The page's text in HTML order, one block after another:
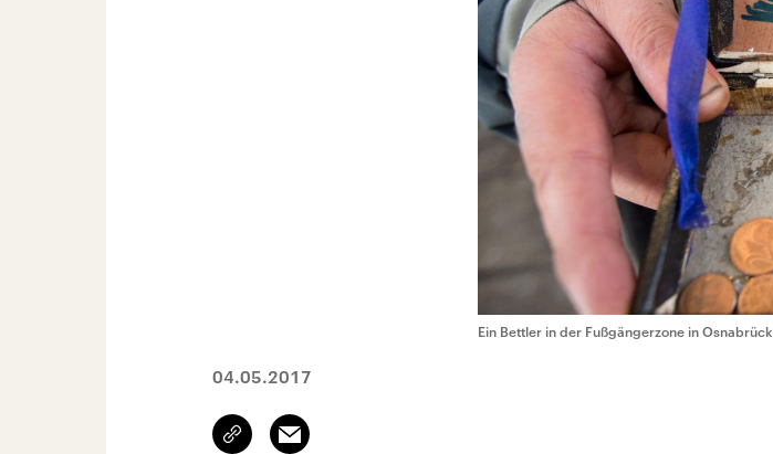
Ein Bettler in der Fußgängerzone in Osnabrück
04.05.2017
Link
kopieren/teilen
Email